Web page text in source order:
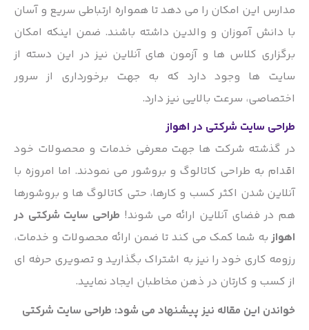
مدارس این امکان را می دهد تا همواره ارتباطی سریع و آسان
با دانش آموزان و والدین داشته باشند. ضمن اینکه امکان
برگزاری کلاس ها و آزمون های آنلاین نیز در این دسته از
سایت ها وجود دارد که به جهت برخورداری از سرور
اختصاصی، سرعت بالایی نیز دارد.
طراحی سایت شرکتی در اهواز
در گذشته شرکت ها جهت معرفی خدمات و محصولات خود
اقدام به طراحی کاتالوگ و بروشور می نمودند. اما امروزه با
آنلاین شدن اکثر کسب و کارها، حتی کاتالوگ ها و بروشورها
هم در فضای آنلاین ارائه می شوند!طراحی سایت شرکتی در
اهوازبه شما کمک می کند تا ضمن ارائه محصولات و خدمات،
رزومه کاری خود را نیز به اشتراک بگذارید و تصویری حرفه ای
از کسب و کارتان در ذهن مخاطبان ایجاد نمایید.
خواندن این مقاله نیز پیشنهاد می شود:طراحی سایت شرکتی